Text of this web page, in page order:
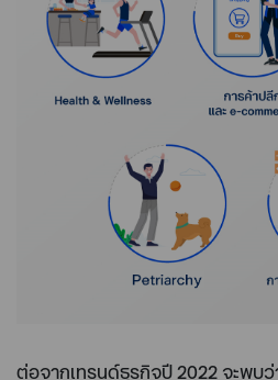
ต่อจากเทรนด์ธุรกิจปี 2022 จะพบ